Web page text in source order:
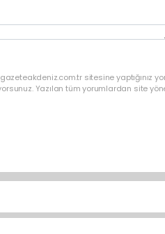
sitesine yaptığınız
Yazılan tüm yorumlardan site